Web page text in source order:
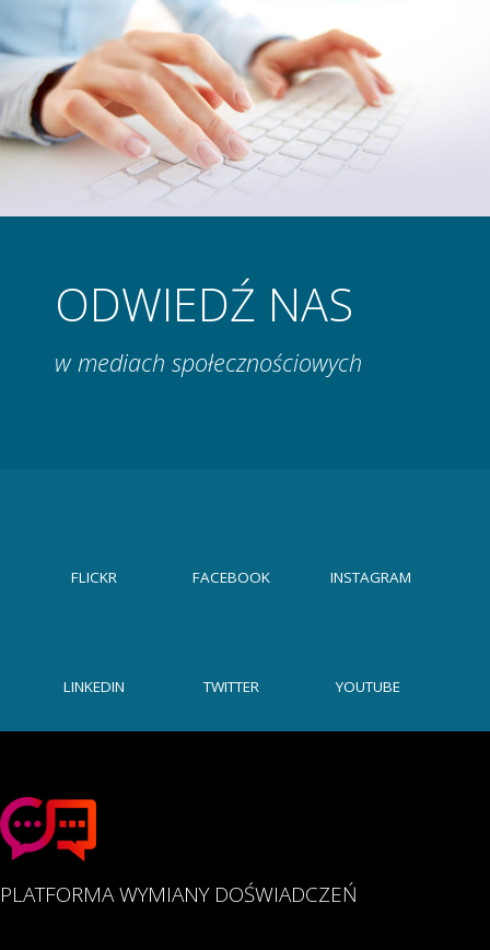
ODWIEDŹ NAS
w mediach społecznościowych
mediach
FLICKR FACEBOOK INSTAGRAM
LINKEDIN TWITTER YOUTUBE
PLATFORMA WYMIANY DOŚWIADCZEŃ